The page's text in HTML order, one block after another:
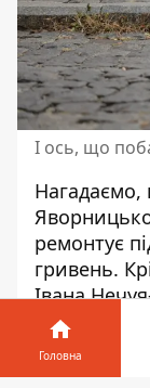
І ось, що
ремонтує
гривень.
Івана
дорогу для
також, що
Головна